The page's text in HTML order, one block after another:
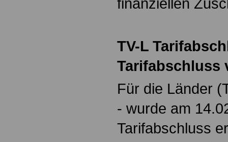
finanziellen
TV-L
Tarifabschluss
Für die Länder
- wurde am
Tarifabschluss